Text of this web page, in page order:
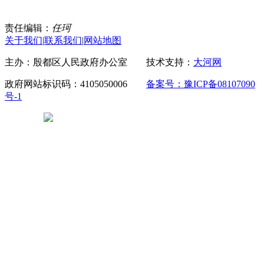
责任编辑： 任珂
关于我们|联系我们|网站地图
主办：殷都区人民政府办公室 技术支持： 大河网
政府网站标识码：4105050006 备案号：豫ICP备08107090
号-1